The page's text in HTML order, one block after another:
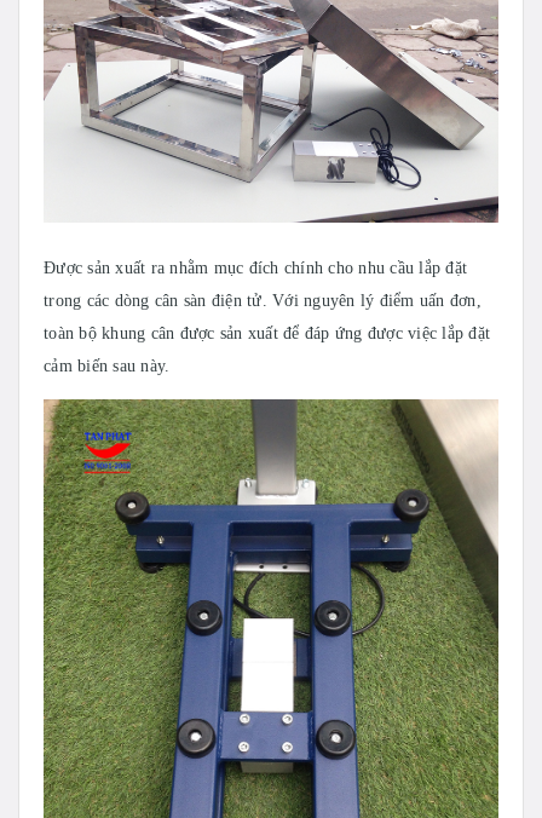
Được sản xuất ra nhằm mục đích chính cho nhu cầu lắp đặt
trong các dòng cân sàn điện tử. Với nguyên lý điểm uấn đơn,
toàn bộ khung cân được sản xuất để đáp ứng được việc lắp đặt
cảm biến sau này.